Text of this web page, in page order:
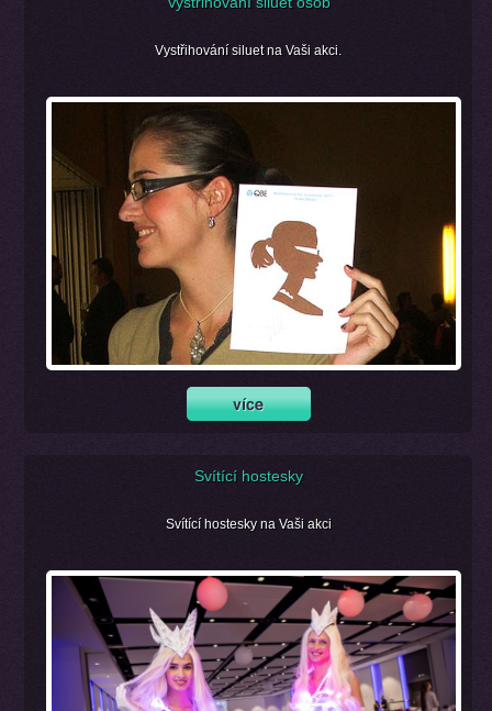
Vystřihování siluet na Vaši akci.
Svítící hostesky
Svítící hostesky na Vaši akci